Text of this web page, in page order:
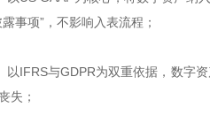
事项”，不影响入表流程；
以IFRS与GDPR为双重依据，数字
失；